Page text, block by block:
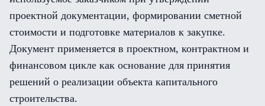
проектной документации, формировании сметной
стоимости и подготовке материалов к закупке.
Документ применяется в проектном, контрактном и
финансовом цикле как основание для принятия
решений о реализации объекта капитального
строительства.